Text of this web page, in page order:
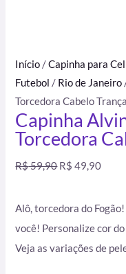
Início /Capinha para
Futebol / Rio de Janeiro
Torcedora Cabelo
Capinha
Torcedora
R$59,90 R$ 49,90
Alô, torcedora do
você! Personalize cor
Veja as variações de